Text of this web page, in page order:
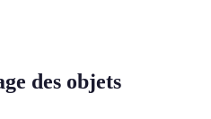
des objets